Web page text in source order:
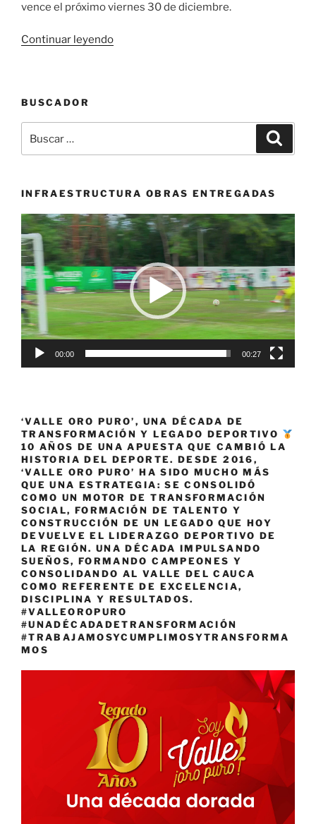
vence el próximo viernes 30 de diciembre.
Continuar leyendo«¡Recuerde
Este
30
diciembre
vence
plazo»
BUSCADOR
por:
INFRAESTRUCTURA OBRAS ENTREGADAS
Reproductor
de
vídeo
00:00 00:27
‘VALLE ORO PURO’, UNA DÉCADA DE
TRANSFORMACIÓN Y LEGADO DEPORTIVO
10 AÑOS DE UNA APUESTA QUE CAMBIÓ LA
HISTORIA DEL DEPORTE. DESDE 2016,
‘VALLE ORO PURO’ HA SIDO MUCHO MÁS
QUE UNA ESTRATEGIA: SE CONSOLIDÓ
COMO UN MOTOR DE TRANSFORMACIÓN
SOCIAL, FORMACIÓN DE TALENTO Y
CONSTRUCCIÓN DE UN LEGADO QUE HOY
DEVUELVE EL LIDERAZGO DEPORTIVO DE
LA REGIÓN. UNA DÉCADA IMPULSANDO
SUEÑOS, FORMANDO CAMPEONES Y
CONSOLIDANDO AL VALLE DEL CAUCA
COMO REFERENTE DE EXCELENCIA,
DISCIPLINA Y RESULTADOS.
#VALLEOROPURO
#UNADÉCADADETRANSFORMACIÓN
#TRABAJAMOSYCUMPLIMOSYTRANSFORMA
MOS